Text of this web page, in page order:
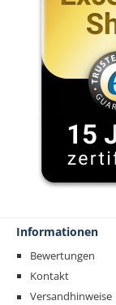
Informationen
Bewertungen
Kontakt
Versandhinweise